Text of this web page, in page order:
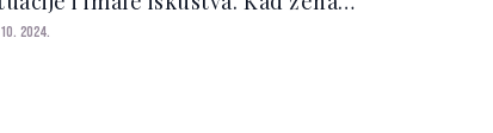
40-tu, ta privlačnost može
2024.